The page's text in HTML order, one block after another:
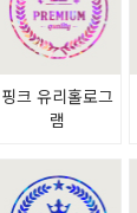
핑크 유리홀로그
램